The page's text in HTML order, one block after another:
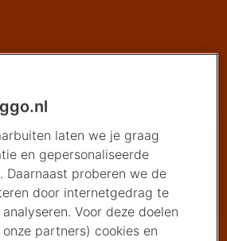
laten we je graag
en gepersonaliseerde
Daarnaast proberen we de
door internetgedrag te
Voor deze doelen
partners) cookies en